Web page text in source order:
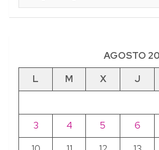
AGOSTO
L
M X J
3
4 5 6